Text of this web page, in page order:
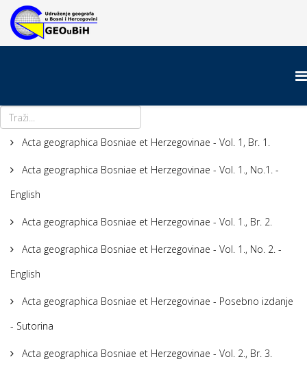
Acta geographica Bosniae et Herzegovinae - Vol. 1, Br. 1.
Acta geographica Bosniae et Herzegovinae - Vol. 1., No.1. -
English
Acta geographica Bosniae et Herzegovinae - Vol. 1., Br. 2.
Acta geographica Bosniae et Herzegovinae - Vol. 1., No. 2. -
English
Acta geographica Bosniae et Herzegovinae - Posebno izdanje
- Sutorina
Acta geographica Bosniae et Herzegovinae - Vol. 2., Br. 3.